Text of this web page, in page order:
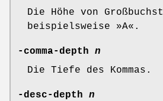
Die Höhe von
beispielsweise »A«.
-comma-depth n
Die Tiefe des Kommas.
-desc-depth n